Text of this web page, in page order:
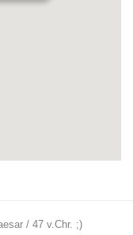
/ 47 v.Chr. ;)